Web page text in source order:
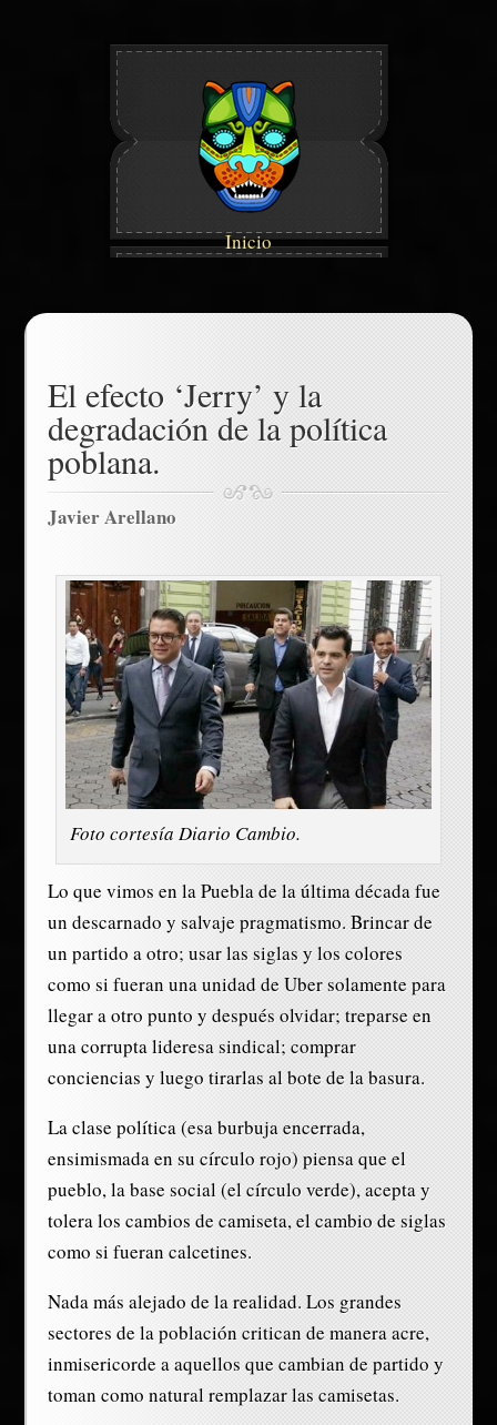
Inicio
El efecto ‘Jerry’ y la
degradación de la política
poblana.
Javier Arellano
Foto cortesía Diario Cambio.
Lo que vimos en la Puebla de la última década fue
un descarnado y salvaje pragmatismo. Brincar de
un partido a otro; usar las siglas y los colores
como si fueran una unidad de Uber solamente para
llegar a otro punto y después olvidar; treparse en
una corrupta lideresa sindical; comprar
conciencias y luego tirarlas al bote de la basura.
La clase política (esa burbuja encerrada,
ensimismada en su círculo rojo) piensa que el
pueblo, la base social (el círculo verde), acepta y
tolera los cambios de camiseta, el cambio de siglas
como si fueran calcetines.
Nada más alejado de la realidad. Los grandes
sectores de la población critican de manera acre,
inmisericorde a aquellos que cambian de partido y
toman como natural remplazar las camisetas.